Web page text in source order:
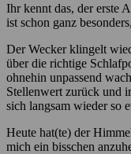
Ihr kennt das, der erste
ist schon ganz
Der Wecker klingelt
über die richtige
ohnehin unpassend
Stellenwert zurück und
sich langsam wieder so
Heute hat(te) der
mich ein bisschen